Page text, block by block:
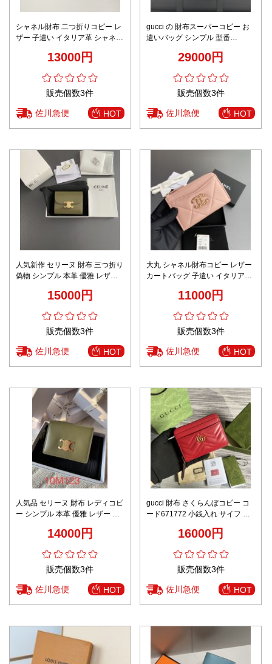
シャネル財布 二つ折りコピー レ
ザー 子遣い イタリア革 シャネル
13000円
販売個数3件
佐川急便 HOT
gucci の 財布スーパーコピー お
遣いバッグ シンプル 型番
29000円
販売個数3件
佐川急便 HOT
人気新作 セリーヌ 財布 三つ折り
偽物 シンプル 本革 優雅 レザー
15000円
販売個数3件
佐川急便 HOT
大丸 シャネル財布コピー レザー
カートバッグ 子遣い イタリア革
11000円
販売個数3件
佐川急便 HOT
人気品 セリーヌ 財布 レディコピ
ー シンプル 本革 優雅 レザー 小
14000円
販売個数3件
佐川急便 HOT
gucci 財布 さくらんぼコピー コ
ード671772 小銭入れ サイフ コ
16000円
販売個数3件
佐川急便 HOT